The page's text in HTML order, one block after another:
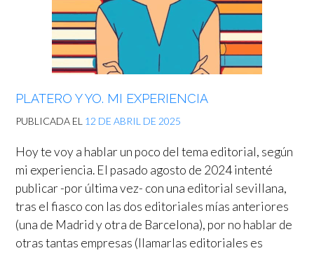
PLATERO Y YO. MI EXPERIENCIA
PUBLICADA EL 12 DE ABRIL DE 2025
Hoy te voy a hablar un poco del tema editorial, según
mi experiencia. El pasado agosto de 2024 intenté
publicar -por última vez- con una editorial sevillana,
tras el fiasco con las dos editoriales mías anteriores
(una de Madrid y otra de Barcelona), por no hablar de
otras tantas empresas (llamarlas editoriales es